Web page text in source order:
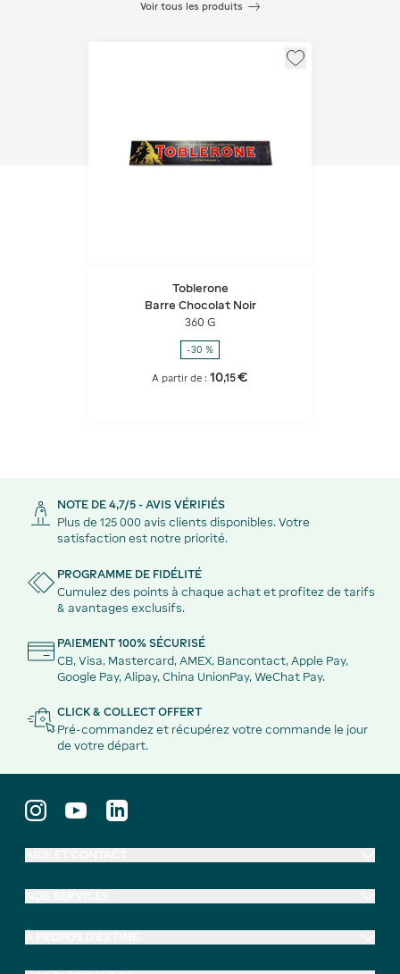
Voir tous les produits
Toblerone
Barre Chocolat Noir
360 G
-30 %
A partir de : 10,15€
NOTE DE 4,7/5 - AVIS VÉRIFIÉS
Plus de 125 000 avis clients disponibles. Votre
satisfaction est notre priorité.
PROGRAMME DE FIDÉLITÉ
Cumulez des points à chaque achat et profitez de tarifs
& avantages exclusifs.
PAIEMENT 100% SÉCURISÉ
CB, Visa, Mastercard, AMEX, Bancontact, Apple Pay,
Google Pay, Alipay, China UnionPay, WeChat Pay.
CLICK & COLLECT OFFERT
Pré-commandez et récupérez votre commande le jour
de votre départ.